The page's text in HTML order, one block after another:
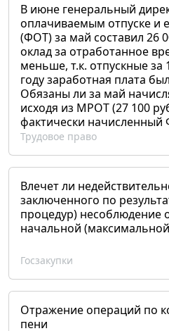
В июне генеральный
оплачиваемым отпуске и
(ФОТ) за май составил 26
оклад за отработанное
меньше, т.к. отпускные за
году заработная плата
Обязаны ли за май
исходя из МРОТ (27 100
фактически начисленный
Трудовое право
Влечет ли
заключенного по
процедур) несоблюдение
начальной
Госзакупки
Отражение операций по
пени